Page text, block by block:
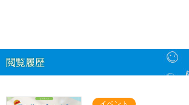
閲覧履歴